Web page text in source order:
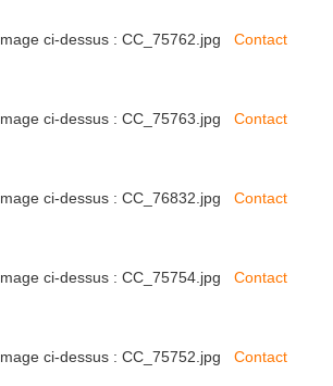
ci-dessus : CC_75762.jpg Contact
ci-dessus : CC_75763.jpg Contact
ci-dessus : CC_76832.jpg Contact
ci-dessus : CC_75754.jpg Contact
ci-dessus : CC_75752.jpg Contact